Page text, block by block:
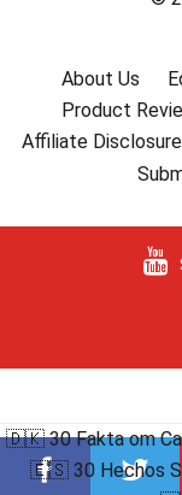
About Us
Product
Affiliate Disclosure
🇩🇰 30 Fakta om
🇪🇸 30 Hechos